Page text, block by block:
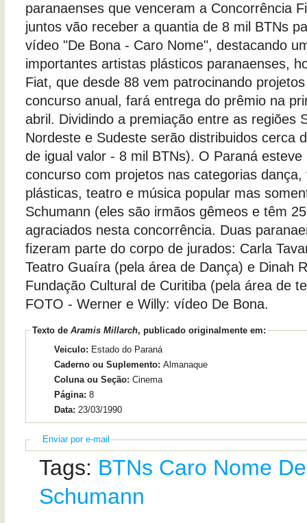
paranaenses que venceram a Concorrência
juntos vão receber a quantia de 8 mil BTNs
vídeo "De Bona - Caro Nome", destacando
importantes artistas plásticos paranaenses,
Fiat, que desde 88 vem patrocinando
concurso anual, fará entrega do prêmio na
abril. Dividindo a premiação entre as regiões
Nordeste e Sudeste serão distribuidos cerca
de igual valor - 8 mil BTNs). O Paraná
concurso com projetos nas categorias
plásticas, teatro e música popular mas
Schumann (eles são irmãos gêmeos e têm
agraciados nesta concorrência. Duas
fizeram parte do corpo de jurados: Carla
Teatro Guaíra (pela área de Dança) e Dinah
Fundação Cultural de Curitiba (pela área de
FOTO - Werner e Willy: vídeo De Bona.
Texto de Aramis Millarch, publicado originalmente em:
Veiculo: Estado do Paraná
Caderno ou Suplemento: Almanaque
Coluna ou Seção: Cinema
Página: 8
Data: 23/03/1990
Enviar por e-mail
Tags: BTNs Caro Nome
Schumann